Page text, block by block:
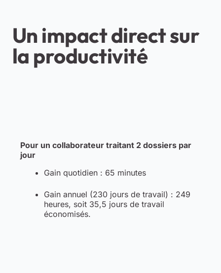
Un impact direct sur
la productivité
Pour un collaborateur traitant 2 dossiers par
jour
Gain quotidien : 65 minutes
Gain annuel (230 jours de travail) : 249
heures, soit 35,5 jours de travail
économisés.